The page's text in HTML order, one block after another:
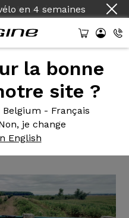
en 4 semaines
la bonne
site ?
Belgium - Français
je change
English
- Ultegra R8000 -
Elite